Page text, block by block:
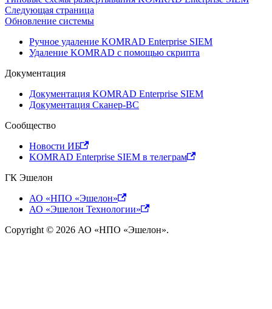
Следующая страница
Обновление системы
Ручное удаление KOMRAD Enterprise SIEM
Удаление KOMRAD с помощью скрипта
Документация
Документация KOMRAD Enterprise SIEM
Документация Сканер-ВС
Сообщество
Новости ИБ
KOMRAD Enterprise SIEM в телеграм
ГК Эшелон
АО «НПО «Эшелон»
АО «Эшелон Технологии»
Copyright © 2026 АО «НПО «Эшелон».